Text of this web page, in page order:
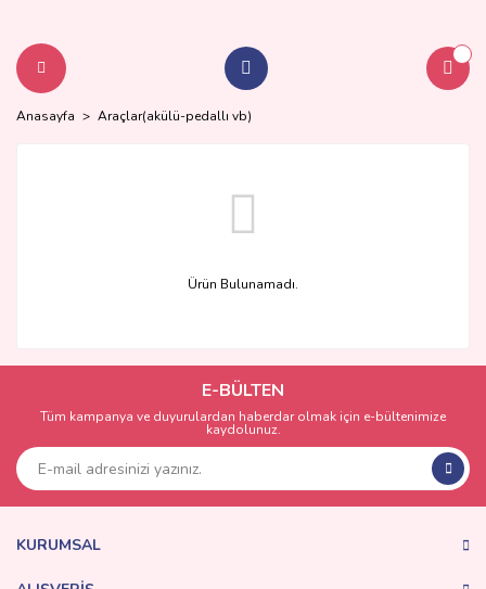
Anasayfa Araçlar(akülü-pedallı vb)
Ürün Bulunamadı.
E-BÜLTEN
Tüm kampanya ve duyurulardan haberdar olmak için e-bültenimize
kaydolunuz.
KURUMSAL